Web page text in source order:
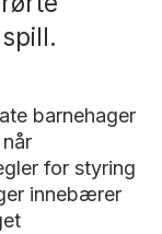
barnehager
for styring
innebærer